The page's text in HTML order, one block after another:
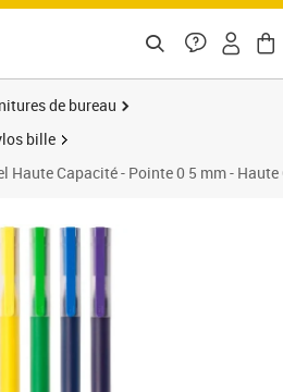
de bureau
bille
Haute Capacité - Pointe 0 5 mm -